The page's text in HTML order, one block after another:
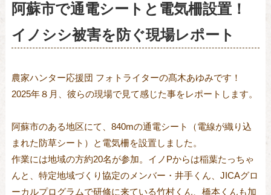
阿蘇市で通電シートと電気柵設置！
イノシシ被害を防ぐ現場レポート
農家ハンター応援団 フォトライターの髙木あゆみです！
2025年８月、彼らの現場で見て感じた事をレポートします。
阿蘇市のある地区にて、840mの通電シート（電線が織り込
まれた防草シート）と電気柵を設置しました。
作業には地域の方約20名が参加。イノPからは稲葉たっちゃ
んと、特定地域づくり協定のメンバー・井手くん、JICAグロ
ーカルプログラムで研修に来ている竹村くん、橋本くんも加